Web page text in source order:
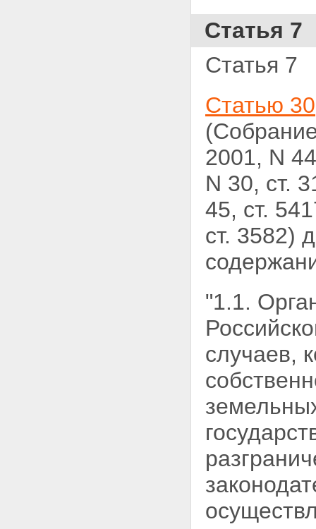
Статья 7
Статья 7
Статью 30
2001, N
N 30, ст.
45, ст.
ст. 3582)
"1.1.
случаев,